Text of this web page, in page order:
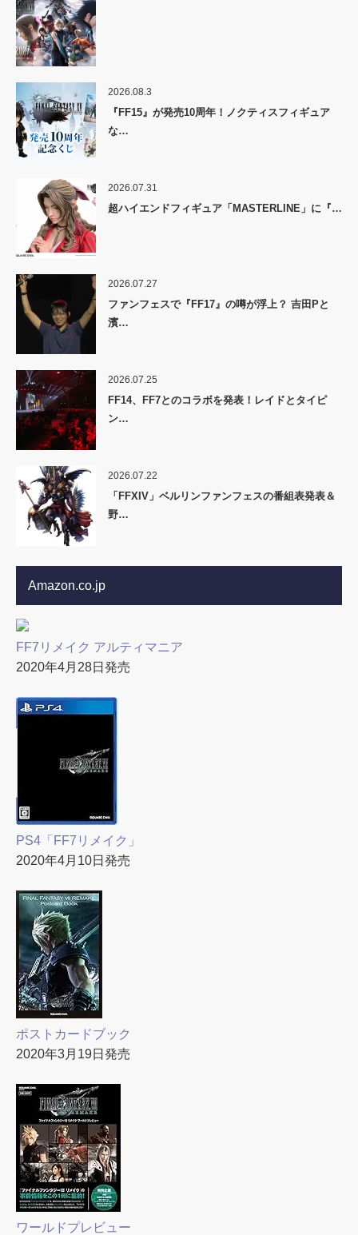
2026.08.3
『FF15』が発売10周年！ノクティスフィギュア
な…
2026.07.31
超ハイエンドフィギュア「MASTERLINE」に『…
2026.07.27
ファンフェスで『FF17』の噂が浮上？ 吉田Pと
濱…
2026.07.25
FF14、FF7とのコラボを発表！レイドとタイピ
ン…
2026.07.22
「FFXIV」ベルリンファンフェスの番組表発表＆
野…
Amazon.co.jp
FF7リメイク アルティマニア
2020年4月28日発売
PS4「FF7リメイク」
2020年4月10日発売
ポストカードブック
2020年3月19日発売
ワールドプレビュー